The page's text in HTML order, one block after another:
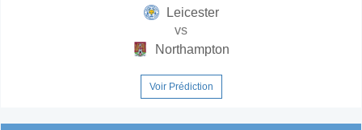
Leicester
vs
Northampton
Voir Prédiction